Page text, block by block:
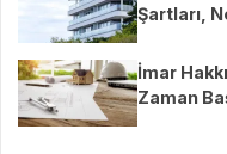
Şartları,
İmar
Zaman